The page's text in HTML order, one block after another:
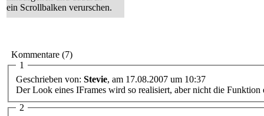
ein Scrollbalken verurschen.
Professor Web ist cool ;)
Kommentare (7)
1
Geschrieben von: Stevie, am 17.08.2007 um 10:37
Der Look eines IFrames wird so realisiert, aber nicht die Funktion
2